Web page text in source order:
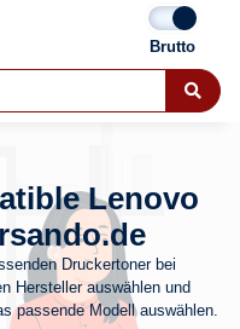
Lenovo
Druckertoner bei
Hersteller auswählen und
passende Modell auswählen.